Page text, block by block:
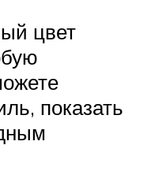
цвет
показать